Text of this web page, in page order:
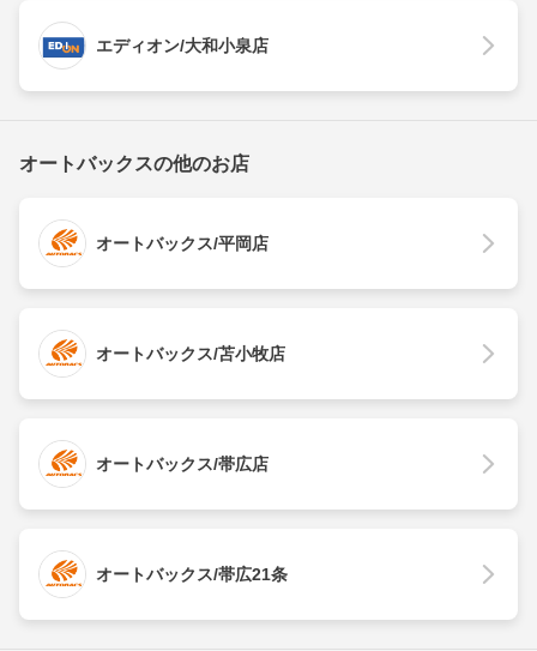
エディオン/大和小泉店
オートバックスの他のお店
オートバックス/平岡店
オートバックス/苫小牧店
オートバックス/帯広店
オートバックス/帯広21条